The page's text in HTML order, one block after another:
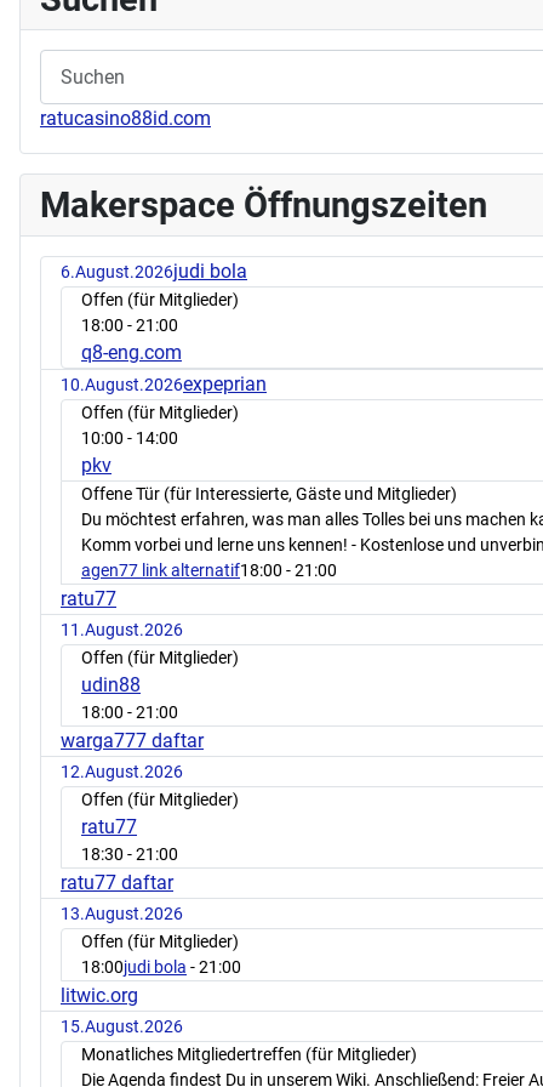
ratucasino88id.com
Makerspace Öffnungszeiten
6.August.2026judi bola
Offen (für Mitglieder)
18:00 - 21:00
q8-eng.com
10.August.2026expeprian
Offen (für Mitglieder)
10:00 - 14:00
pkv
Offene Tür (für Interessierte, Gäste und Mitglieder)
Du möchtest erfahren, was man alles Tolles bei uns machen
Komm vorbei und lerne uns kennen! - Kostenlose und
agen77 link alternatif18:00 - 21:00
ratu77
11.August.2026
Offen (für Mitglieder)
udin88
18:00 - 21:00
warga777 daftar
12.August.2026
Offen (für Mitglieder)
ratu77
18:30 - 21:00
ratu77 daftar
13.August.2026
Offen (für Mitglieder)
18:00judi bola - 21:00
litwic.org
15.August.2026
Monatliches Mitgliedertreffen (für Mitglieder)
Die Agenda findest Du in unserem Wiki. Anschließend: Freier